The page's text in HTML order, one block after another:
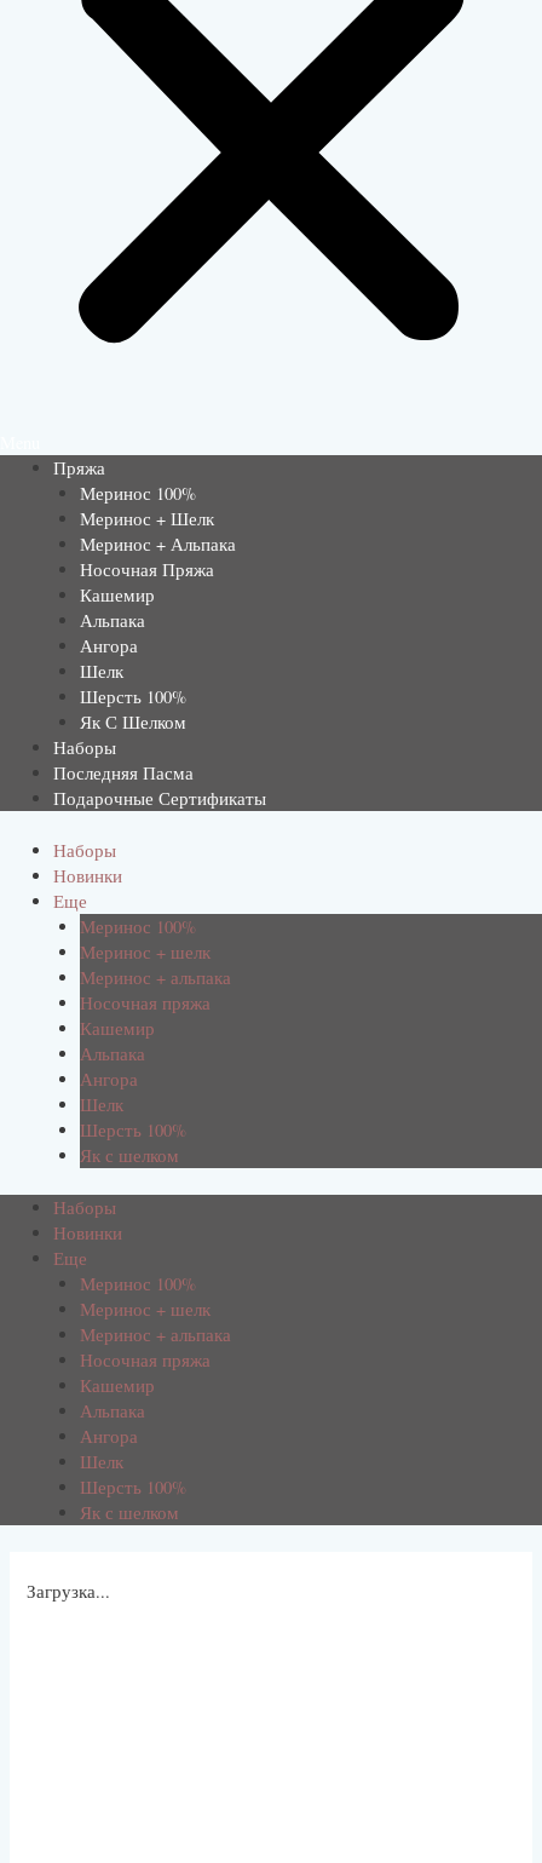
Пряжа
Меринос 100%
Меринос + Шелк
Меринос + Альпака
Носочная Пряжа
Кашемир
Альпака
Ангора
Шелк
Шерсть 100%
Як С Шелком
Наборы
Последняя Пасма
Подарочные Сертификаты
Наборы
Новинки
Еще
Меринос 100%
Меринос + шелк
Меринос + альпака
Носочная пряжа
Кашемир
Альпака
Ангора
Шелк
Шерсть 100%
Як с шелком
Наборы
Новинки
Еще
Меринос 100%
Меринос + шелк
Меринос + альпака
Носочная пряжа
Кашемир
Альпака
Ангора
Шелк
Шерсть 100%
Як с шелком
Загрузка...